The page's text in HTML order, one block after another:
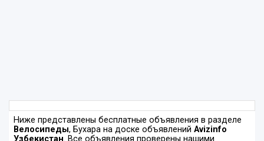
Ниже представлены бесплатные объявления в разделе
Велосипеды, Бухара на доске объявлений Avizinfo
Узбекистан. Все объявления проверены нашими